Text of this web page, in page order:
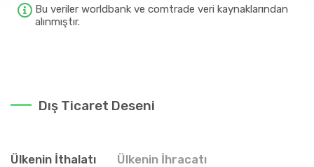
440399
73.53 Milyon $
Bu veriler worldbank ve comtrade veri kaynaklarından
alınmıştır.
Dış Ticaret Deseni
Ülkenin İthalatı Ülkenin İhracatı